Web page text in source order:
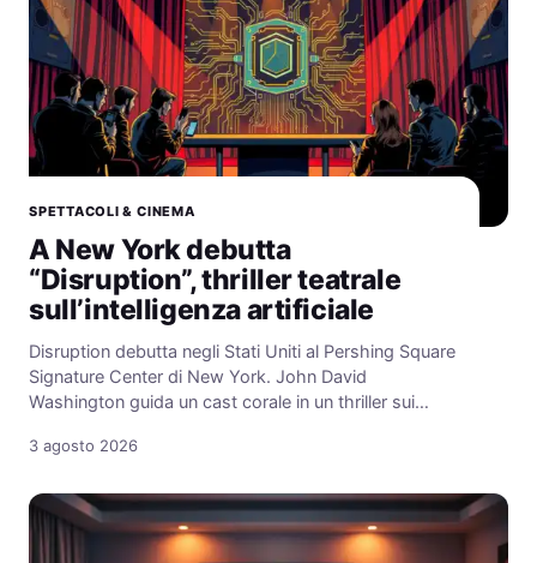
SPETTACOLI & CINEMA
A New York debutta
“Disruption”, thriller teatrale
sull’intelligenza artificiale
Disruption debutta negli Stati Uniti al Pershing Square
Signature Center di New York. John David
Washington guida un cast corale in un thriller sui…
3 agosto 2026